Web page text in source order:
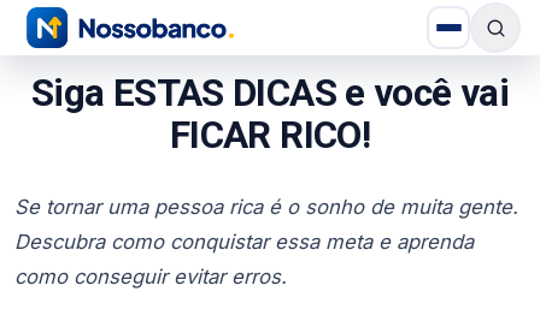
Siga ESTAS DICAS e você vai
FICAR RICO!
Se tornar uma pessoa rica é o sonho de muita gente.
Descubra como conquistar essa meta e aprenda
como conseguir evitar erros.